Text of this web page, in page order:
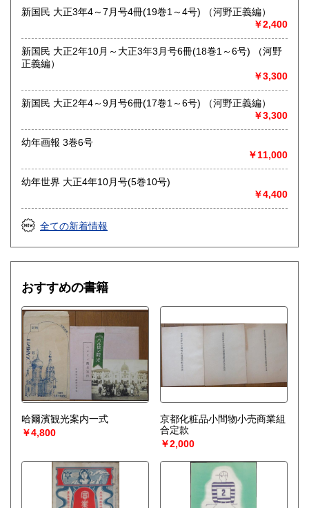
新国民 大正3年4～7月号4冊(19巻1～4号) （河野正義編）
￥2,400
新国民 大正2年10月～大正3年3月号6冊(18巻1～6号) （河野
正義編）
￥3,300
新国民 大正2年4～9月号6冊(17巻1～6号) （河野正義編）
￥3,300
幼年画報 3巻6号
￥11,000
幼年世界 大正4年10月号(5巻10号)
￥4,400
全ての新着情報
おすすめの書籍
哈爾濱観光案内一式
￥4,800
京都化粧品小間物小売商業組
合定款
￥2,000